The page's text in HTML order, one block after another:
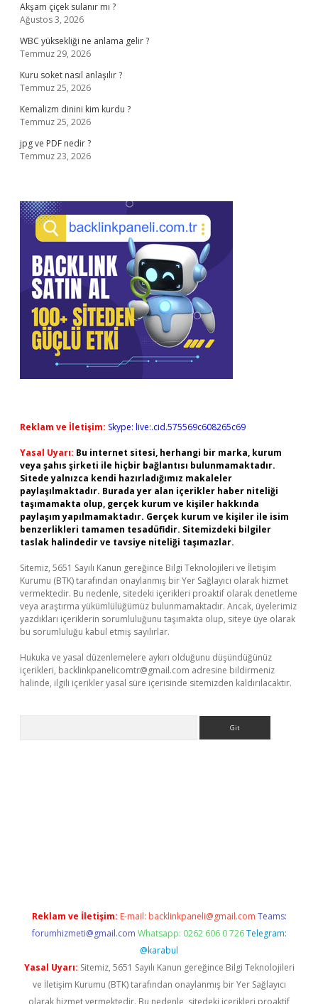
Akşam çiçek sulanır mı ?
Ağustos 3, 2026
WBC yüksekliği ne anlama gelir ?
Temmuz 29, 2026
Kuru soket nasıl anlaşılır ?
Temmuz 25, 2026
Kemalizm dinini kim kurdu ?
Temmuz 25, 2026
jpg ve PDF nedir ?
Temmuz 23, 2026
Reklam ve İletişim: Skype: live:.cid.575569c608265c69
Yasal Uyarı: Bu internet sitesi, herhangi bir marka, kurum
veya şahıs şirketi ile hiçbir bağlantısı bulunmamaktadır.
Sitede yalnızca kendi hazırladığımız makaleler
paylaşılmaktadır. Burada yer alan içerikler haber niteliği
taşımamakta olup, gerçek kurum ve kişiler hakkında
paylaşım yapılmamaktadır. Gerçek kurum ve kişiler ile isim
benzerlikleri tamamen tesadüfidir. Sitemizdeki bilgiler
taslak halindedir ve tavsiye niteliği taşımazlar.
Sitemiz, 5651 Sayılı Kanun gereğince Bilgi Teknolojileri ve İletişim
Kurumu (BTK) tarafından onaylanmış bir Yer Sağlayıcı olarak hizmet
vermektedir. Bu nedenle, sitedeki içerikleri proaktif olarak denetleme
veya araştırma yükümlülüğümüz bulunmamaktadır. Ancak, üyelerimiz
yazdıkları içeriklerin sorumluluğunu taşımakta olup, siteye üye olarak
bu sorumluluğu kabul etmiş sayılırlar.
Hukuka ve yasal düzenlemelere aykırı olduğunu düşündüğünüz
içerikleri, backlinkpanelicomtr@gmail.com adresine bildirmeniz
halinde, ilgili içerikler yasal süre içerisinde sitemizden kaldırılacaktır.
Reklam ve İletişim: E-mail: backlinkpaneli@gmail.com Teams:
forumhizmeti@gmail.com Whatsapp: 0262 606 0 726 Telegram:
@karabul
Yasal Uyarı: Sitemiz, 5651 Sayılı Kanun gereğince Bilgi Teknolojileri
ve İletişim Kurumu (BTK) tarafından onaylanmış bir Yer Sağlayıcı
olarak hizmet vermektedir. Bu nedenle, sitedeki içerikleri proaktif